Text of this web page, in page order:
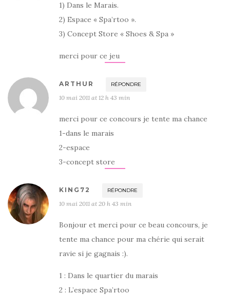
1) Dans le Marais.
2) Espace « Spa’rtoo ».
3) Concept Store « Shoes & Spa »
merci pour ce jeu
ARTHUR RÉPONDRE
10 mai 2011 at 12 h 43 min
merci pour ce concours je tente ma chance
1-dans le marais
2-espace
3-concept store
KING72 RÉPONDRE
10 mai 2011 at 20 h 43 min
Bonjour et merci pour ce beau concours, je
tente ma chance pour ma chérie qui serait
ravie si je gagnais :).
1 : Dans le quartier du marais
2 : L’espace Spa’rtoo